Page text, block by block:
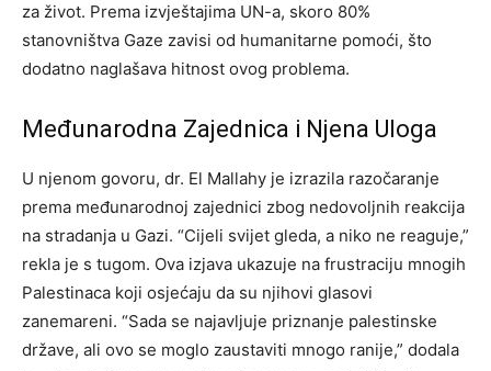
za život. Prema izvještajima UN-a, skoro 80%
stanovništva Gaze zavisi od humanitarne pomoći, što
dodatno naglašava hitnost ovog problema.
Međunarodna Zajednica i Njena Uloga
U njenom govoru, dr. El Mallahy je izrazila razočaranje
prema međunarodnoj zajednici zbog nedovoljnih reakcija
na stradanja u Gazi. “Cijeli svijet gleda, a niko ne reaguje,”
rekla je s tugom. Ova izjava ukazuje na frustraciju mnogih
Palestinaca koji osjećaju da su njihovi glasovi
zanemareni. “Sada se najavljuje priznanje palestinske
države, ali ovo se moglo zaustaviti mnogo ranije,” dodala